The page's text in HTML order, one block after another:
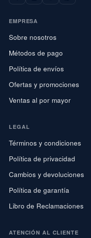
EMPRESA
Sobre nosotros
Métodos de pago
Política de envíos
Ofertas y promociones
Ventas al por mayor
LEGAL
Términos y condiciones
Política de privacidad
Cambios y devoluciones
Política de garantía
Libro de Reclamaciones
ATENCIÓN AL CLIENTE